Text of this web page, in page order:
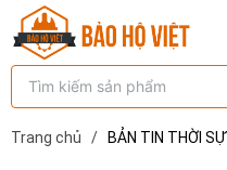
Trang chủ / BẢN TIN THỜI SỰ